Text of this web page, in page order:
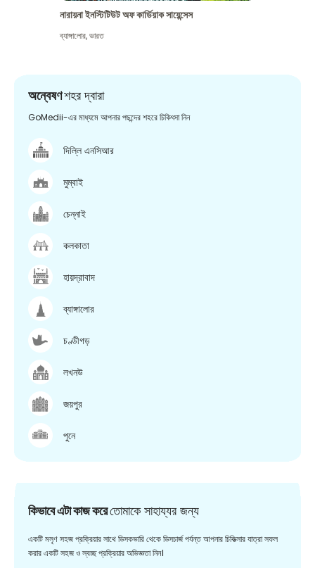
নারায়না ইনস্টিটিউট অফ কার্ডিয়াক সায়েন্সেস
ব্যাঙ্গালোর,ভারত
অন্বেষণশহর দ্বারা
GoMedii-এর মাধ্যমে আপনার পছন্দের শহরে চিকিৎসা নিন
দিল্লি এনসিআর
মুম্বাই
চেন্নাই
কলকাতা
হায়দ্রাবাদ
ব্যাঙ্গালোর
চণ্ডীগড়
লখনউ
জয়পুর
পুনে
কিভাবে এটা কাজ করেতোমাকে সাহায্যর জন্য
একটি মসৃণ সহজ প্রক্রিয়ার সাথে ডিসকভারি থেকে ডিসচার্জ পর্যন্ত আপনার চিকিত্সার যাত্রা সফল
করার একটি সহজ ও স্বচ্ছ প্রক্রিয়ার অভিজ্ঞতা নিন।